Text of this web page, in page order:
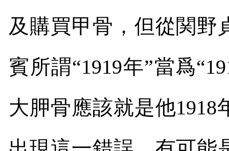
及購買甲骨，但從関野
賓所謂“1919年”當爲
大胛骨應該就是他1918